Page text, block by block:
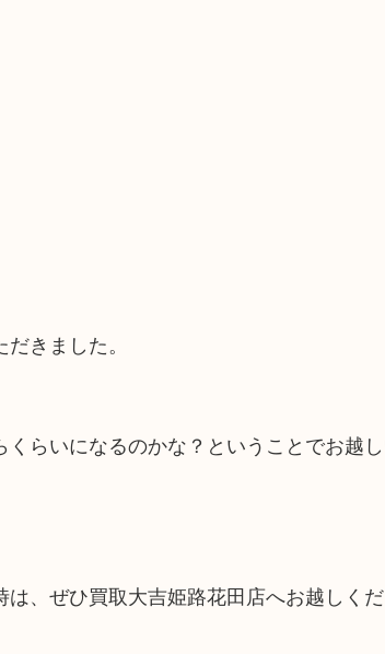
きました。
らいになるのかな？ということでお越
、ぜひ買取大吉姫路花田店へお越しくだ